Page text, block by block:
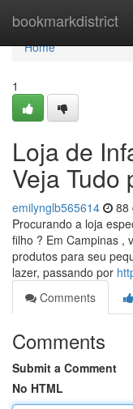
bookmarkdistrict
Home
Home
1
Loja de
Veja Tudo
emilynglb565614 88
Procurando a loja
filho ? Em Campinas ,
produtos para seu
lazer, passando por
Comments
Comments
Submit a Comment
No HTML